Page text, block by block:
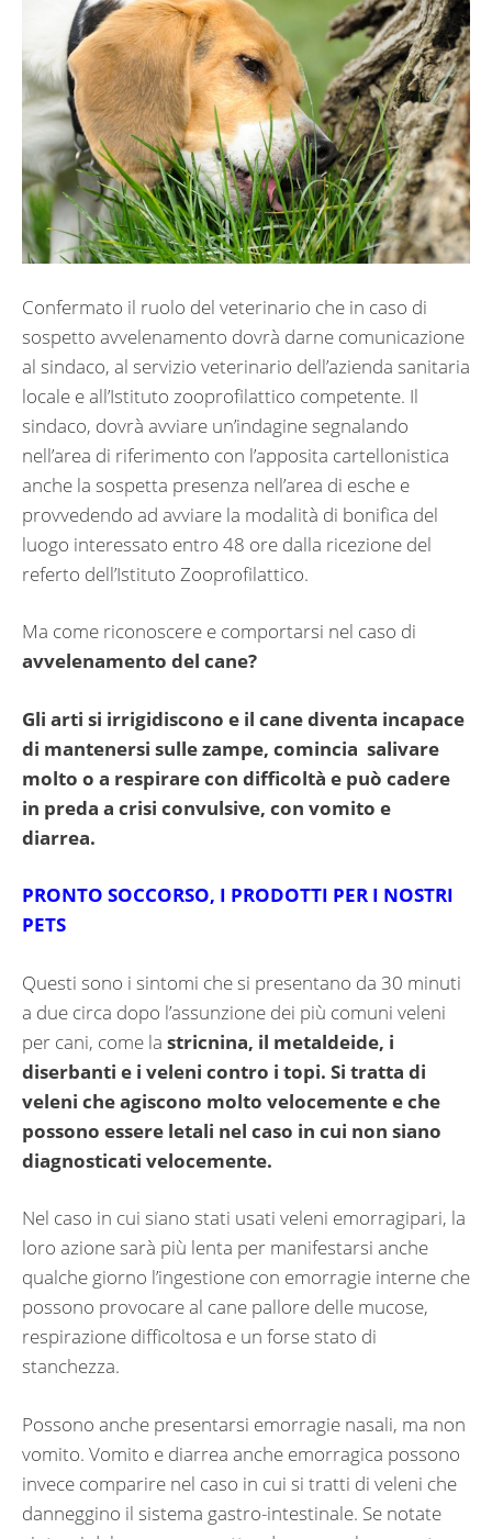
Confermato il ruolo del veterinario che in caso di
sospetto avvelenamento dovrà darne comunicazione
al sindaco, al servizio veterinario dell’azienda sanitaria
locale e all’Istituto zooprofilattico competente. Il
sindaco, dovrà avviare un’indagine segnalando
nell’area di riferimento con l’apposita cartellonistica
anche la sospetta presenza nell’area di esche e
provvedendo ad avviare la modalità di bonifica del
luogo interessato entro 48 ore dalla ricezione del
referto dell’Istituto Zooprofilattico.
Ma come riconoscere e comportarsi nel caso di
avvelenamento del cane?
Gli arti si irrigidiscono e il cane diventa incapace
di mantenersi sulle zampe, comincia salivare
molto o a respirare con difficoltà e può cadere
in preda a crisi convulsive, con vomito e
diarrea.
PRONTO SOCCORSO, I PRODOTTI PER I NOSTRI
PETS
Questi sono i sintomi che si presentano da 30 minuti
a due circa dopo l’assunzione dei più comuni veleni
per cani, come la stricnina, il metaldeide, i
diserbanti e i veleni contro i topi. Si tratta di
veleni che agiscono molto velocemente e che
possono essere letali nel caso in cui non siano
diagnosticati velocemente.
Nel caso in cui siano stati usati veleni emorragipari, la
loro azione sarà più lenta per manifestarsi anche
qualche giorno l’ingestione con emorragie interne che
possono provocare al cane pallore delle mucose,
respirazione difficoltosa e un forse stato di
stanchezza.
Possono anche presentarsi emorragie nasali, ma non
vomito. Vomito e diarrea anche emorragica possono
invece comparire nel caso in cui si tratti di veleni che
danneggino il sistema gastro-intestinale. Se notate